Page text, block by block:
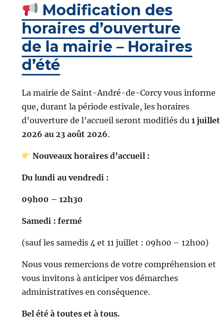
Modification des
horaires d’ouverture
de la mairie – Horaires
d’été
La mairie de Saint-André-de-Corcy vous informe
que, durant la période estivale, les horaires
d’ouverture de l’accueil seront modifiés du 1 juillet
2026 au 23 août 2026.
Nouveaux horaires d’accueil :
Du lundi au vendredi :
09h00 – 12h30
Samedi : fermé
(sauf les samedis 4 et 11 juillet : 09h00 – 12h00)
Nous vous remercions de votre compréhension et
vous invitons à anticiper vos démarches
administratives en conséquence.
Bel été à toutes et à tous.